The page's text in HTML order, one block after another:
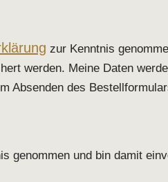
zur Kenntnis
werden. Meine Daten
Absenden des
genommen und bin damit